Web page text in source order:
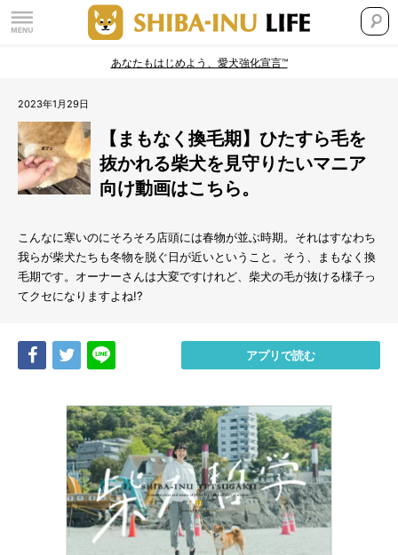
あなたもはじめよう、愛犬強化宣言™
2023年1月29日
【まもなく換毛期】ひたすら毛を
抜かれる柴犬を見守りたいマニア
向け動画はこちら。
こんなに寒いのにそろそろ店頭には春物が並ぶ時期。それはすなわち
我らが柴犬たちも冬物を脱ぐ日が近いということ。そう、まもなく換
毛期です。オーナーさんは大変ですけれど、柴犬の毛が抜ける様子っ
てクセになりますよね!?
Share Tweet アプリで読む